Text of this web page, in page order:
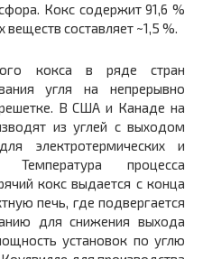
Кокс содержит 91,6 %
веществ составляет ~1,5 %.
кокса в ряде стран
угля на непрерывно
В США и Канаде на
из углей с выходом
электротермических и
Температура процесса
кокс выдается с конца
печь, где подвергается
для снижения выхода
установок по углю